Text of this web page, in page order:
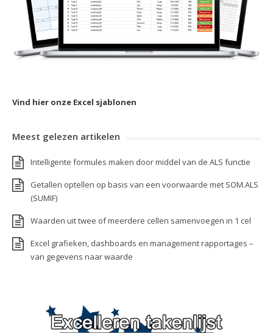
Vind hier onze Excel sjablonen
Meest gelezen artikelen
Intelligente formules maken door middel van de ALS functie
Getallen optellen op basis van een voorwaarde met SOM.ALS
(SUMIF)
Waarden uit twee of meerdere cellen samenvoegen in 1 cel
Excel grafieken, dashboards en management rapportages –
van gegevens naar waarde